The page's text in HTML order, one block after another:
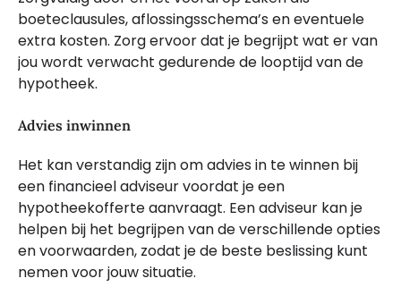
boeteclausules, aflossingsschema’s en eventuele
extra kosten. Zorg ervoor dat je begrijpt wat er van
jou wordt verwacht gedurende de looptijd van de
hypotheek.
Advies inwinnen
Het kan verstandig zijn om advies in te winnen bij
een financieel adviseur voordat je een
hypotheekofferte aanvraagt. Een adviseur kan je
helpen bij het begrijpen van de verschillende opties
en voorwaarden, zodat je de beste beslissing kunt
nemen voor jouw situatie.